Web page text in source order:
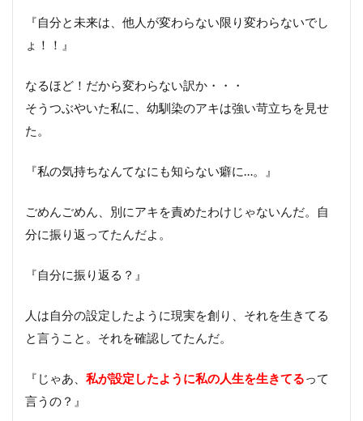
人
生
や
す
4
き
『自分と未来は、他人が変わらない限り変わらないでし
ょ！！』
なるほど！だから変わらない訳か・・・
そうつぶやいた私に、幼馴染のアキは強い苛立ちを見せ
た。
『私の気持ちなんてなにも知らない癖に…。』
ごめんごめん、別にアキを責めたわけじゃないんだ。自
分に振り返ってたんだよ。
『自分に振り返る？』
人は自分の設定したように現実を創り、それを生きてる
と言うこと。それを確認してたんだ。
『じゃあ、 私が設定したように私の人生を生きてるって
言うの？』